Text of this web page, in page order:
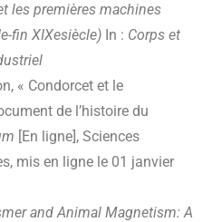
les premières machines
fin XIXesiècle) In : Corps et
« Condorcet et le
de l’histoire du
[En ligne], Sciences
mis en ligne le 01 janvier
and Animal Magnetism: A